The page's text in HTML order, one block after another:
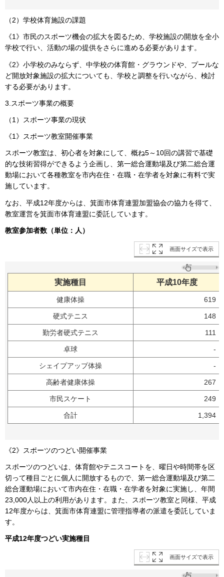
（2）学校体育施設の課題
《1》市民のスポーツ機会の拡大を図るため、学校施設の開放を全小
学校で行い、活動の場の提供をさらに進める必要があります。
《2》小学校のみならず、中学校の体育館・グラウンドや、プールな
ど開放対象施設の拡大についても、学校と調整を行いながら、検討
する必要があります。
3.スポーツ事業の概要
（1）スポーツ事業の現状
《1》スポーツ教室開催事業
スポーツ教室は、初心者を対象にして、概ね5～10回の講習で基礎
的な技術習得ができるよう企画し、第一総合運動場及び第二総合運
動場において各種教室を市内在住・在職・在学者を対象に有料で実
施しています。
なお、平成12年度からは、箕面市体育連盟加盟協会の協力を得て、
教室運営を箕面市体育連盟に委託しています。
教室参加者数（単位：人）
画面サイズで表示
実施種目 平成10年度
健康体操 619
硬式テニス 148
勤労者硬式テニス 111
卓球 -
シェイプアップ体操 -
高齢者健康体操 267
市民スケート 249
合計 1,394
《2》スポーツのつどい開催事業
スポーツのつどいは、体育館やテニスコートを、曜日や時間帯を区
切って種目ごとに個人に開放するもので、第一総合運動場及び第二
総合運動場において市内在住・在職・在学者を対象に実施し、年間
23,000人以上の利用があります。また、スポーツ教室と同様、平成
12年度からは、箕面市体育連盟に管理指導者の派遣を委託していま
す。
平成12年度つどい実施種目
画面サイズで表示